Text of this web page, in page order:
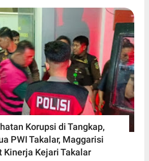
Korupsi di Tangkap,
PWI Takalar, Maggarisi
Kinerja Kejari Takalar